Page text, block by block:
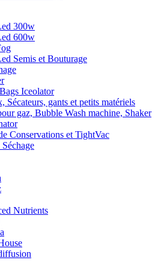
300w
600w
Semis et Bouturage
Iceolator
Sécateurs, gants et petits matériels
gaz, Bubble Wash machine, Shaker
Conservations et TightVac
Nutrients